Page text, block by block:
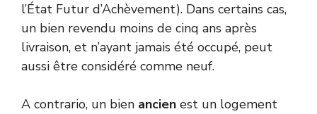
l’État Futur d’Achèvement). Dans certains cas,
un bien revendu moins de cinq ans après
livraison, et n’ayant jamais été occupé, peut
aussi être considéré comme neuf.
A contrario, un bien ancien est un logement